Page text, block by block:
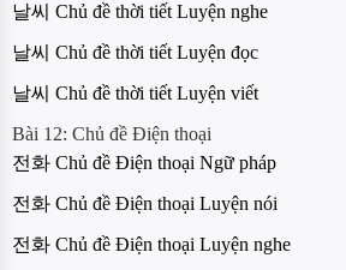
날씨 Chủ đề thời tiết Luyện nghe
날씨 Chủ đề thời tiết Luyện đọc
날씨 Chủ đề thời tiết Luyện viết
Bài 12: Chủ đề Điện thoại
전화 Chủ đề Điện thoại Ngữ pháp
전화 Chủ đề Điện thoại Luyện nói
전화 Chủ đề Điện thoại Luyện nghe